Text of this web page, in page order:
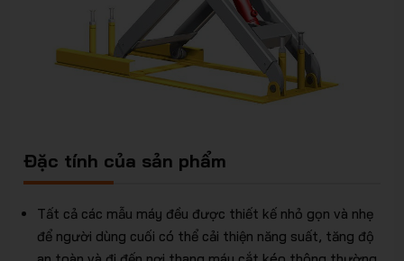
Đặc tính của sản phẩm
Tất cả các mẫu máy đều được thiết kế nhỏ gọn và nhẹ
để người dùng cuối có thể cải thiện năng suất, tăng độ